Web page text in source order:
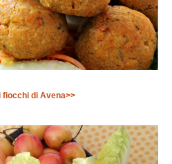
fiocchi di Avena>>